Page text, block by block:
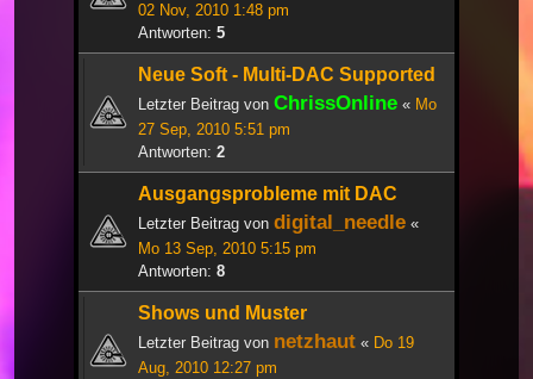
02 Nov, 2010 1:48 pm
Antworten: 5
Neue Soft - Multi-DAC Supported
Letzter Beitrag von ChrissOnline « Mo
27 Sep, 2010 5:51 pm
Antworten: 2
Ausgangsprobleme mit DAC
Letzter Beitrag von digital_needle «
Mo 13 Sep, 2010 5:15 pm
Antworten: 8
Shows und Muster
Letzter Beitrag von netzhaut « Do 19
Aug, 2010 12:27 pm